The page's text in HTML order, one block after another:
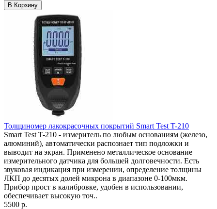
В Корзину
Толщиномер лакокрасочных покрытий Smart Test T-210
Smart Test T-210 - измеритель по любым основаниям (железо,
алюминий), автоматически распознает тип подложки и
выводит на экран. Применено металлическое основание
измерительного датчика для большей долговечности. Есть
звуковая индикация при измерении, определение толщины
ЛКП до десятых долей микрона в диапазоне 0-100мкм.
Прибор прост в калибровке, удобен в использовании,
обеспечивает высокую точ..
5500 р.